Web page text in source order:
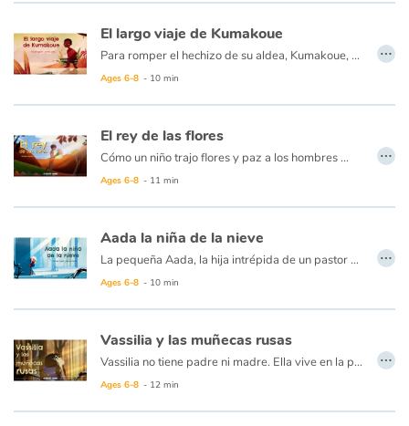
El largo viaje de Kumakoue
Para romper el hechizo de su aldea, Kumakoue, el pequeño guerrero Zulu, debe emprender un gran viaje. Gracias a su coraje, se hará amigo de Kombaku, el elefante solitario, y Lilangani, el mono de manos azules. Con la fuerza de uno, y la magia del otro, salvará a su aldea y se convertirá en un héroe, que aún así, no es más alto que dos tambores, uno sobre otro...
Ages 6-8 - 10 min
…
El rey de las flores
Cómo un niño trajo flores y paz a los hombres ...
Ages 6-8 - 11 min
…
Aada la niña de la nieve
La pequeña Aada, la hija intrépida de un pastor de renos, vive en una aldea a orillas de un gran lago helado en Laponia. Un día, la niña ve un extraño movimiento cerca a la orilla, y, desafiando la prohibición de su padre, inclina su cabeza sobre el agua...
Ages 6-8 - 10 min
…
Vassilia y las muñecas rusas
Vassilia no tiene padre ni madre. Ella vive en la pobreza, trabajando duro sin dejar de lado su bondad. Un día, para agradecerle por su ayuda, un viejo jorobado le da un pedazo de madera y dice estas palabras: "Toca tres veces sobre la madera y aparecerá Mamouschka" Con Mamouschka, la muñeca mágica, la vida de Vassilia nunca volverá a ser lo mismo, especialmente porque una muñeca rusa a menudo oculta a otra... y a otra... ¡y a otra!
Ages 6-8 - 12 min
…